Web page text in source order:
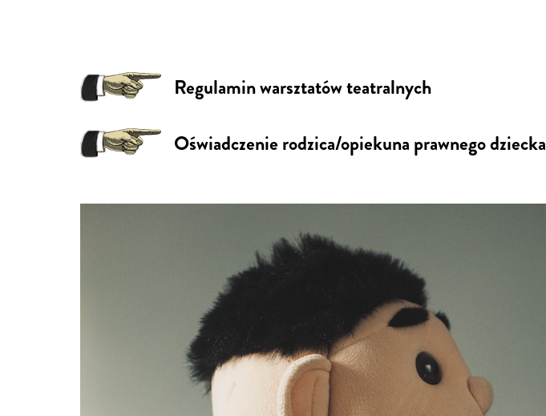
Regulamin warsztatów teatralnych
Oświadczenie rodzica/opiekuna prawnego dziecka